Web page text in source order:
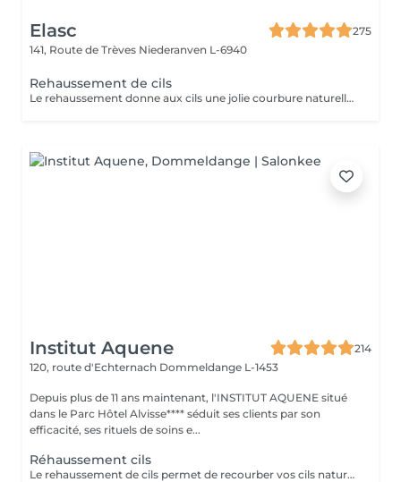
Elasc
275
141, Route de Trèves Niederanven L-6940
Rehaussement de cils
Le rehaussement donne aux cils une jolie courbure naturelle afin d'ouvrir le regard. La kératine apporte aux cils résistance, solidité et vitalité. Misencil est une gamme de produits spécifique pour le contour de l'oeil. Tenue : environ 5 semaines.
Institut Aquene
214
120, route d'Echternach Dommeldange L-1453
Depuis plus de 11 ans maintenant, l'INSTITUT AQUENE situé
dans le Parc Hôtel Alvisse**** séduit ses clients par son
efficacité, ses rituels de soins e...
Réhaussement cils
Le rehaussement de cils permet de recourber vos cils naturels afin de souligner le regard. dans cette prestation une teinture cils (pour foncer vos cils) ainsi qu'un soin à la kératine (pour renourrir en profondeur, car le rehaussement assèche un peu le cil). Grâce à cette prestation vous aurez déjà bonne mine au réveil!!